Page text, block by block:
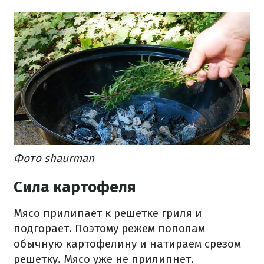
Фото shaurman
Сила картофеля
Мясо прилипает к решетке гриля и
подгорает. Поэтому режем пополам
обычную картофелину и натираем срезом
решетку. Мясо уже не прилипнет.